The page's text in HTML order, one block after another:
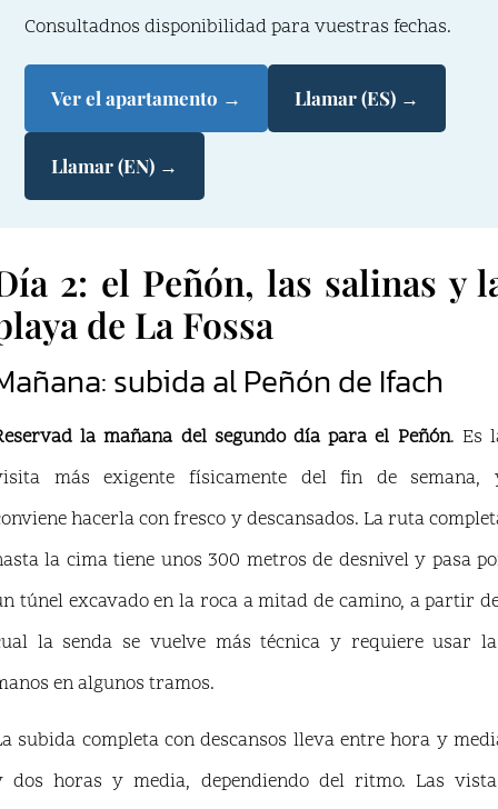
Consultadnos disponibilidad para vuestras fechas.
Ver el apartamento → Llamar (ES) →
Llamar (EN) →
2: el Peñón, las salinas y
de La Fossa
subida al Peñón de Ifach
la mañana del segundo día para el Peñón. Es
más exigente físicamente del fin de semana,
hacerla con fresco y descansados. La ruta
la cima tiene unos 300 metros de desnivel y pasa
túnel excavado en la roca a mitad de camino, a partir
la senda se vuelve más técnica y requiere usar
en algunos tramos.
subida completa con descansos lleva entre hora y
dos horas y media, dependiendo del ritmo. Las